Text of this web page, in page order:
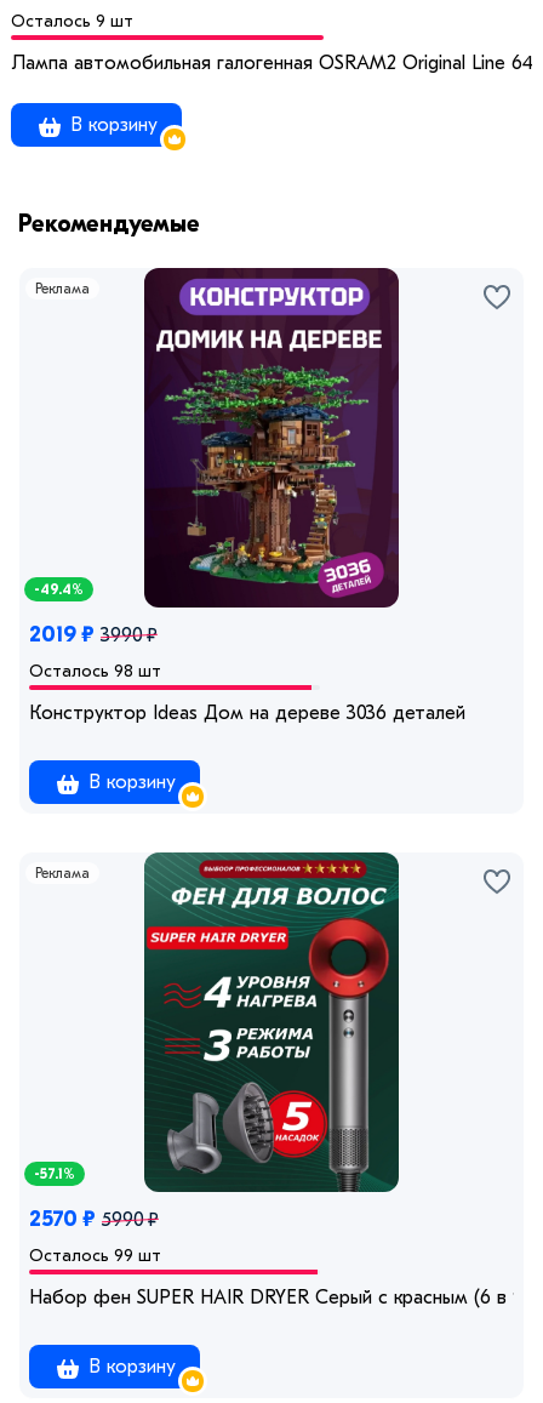
Осталось 9 шт
Лампа автомобильная галогенная OSRAM2 Original Line
В корзину
Рекомендуемые
Реклама
-49.4%
2019 ₽ 3990 ₽
Осталось 98 шт
Конструктор Ideas Дом на дереве 3036 деталей
В корзину
Реклама
-57.1%
2570 ₽ 5990 ₽
Осталось 99 шт
Набор фен SUPER HAIR DRYER Серый с красным (6 в 1)
В корзину